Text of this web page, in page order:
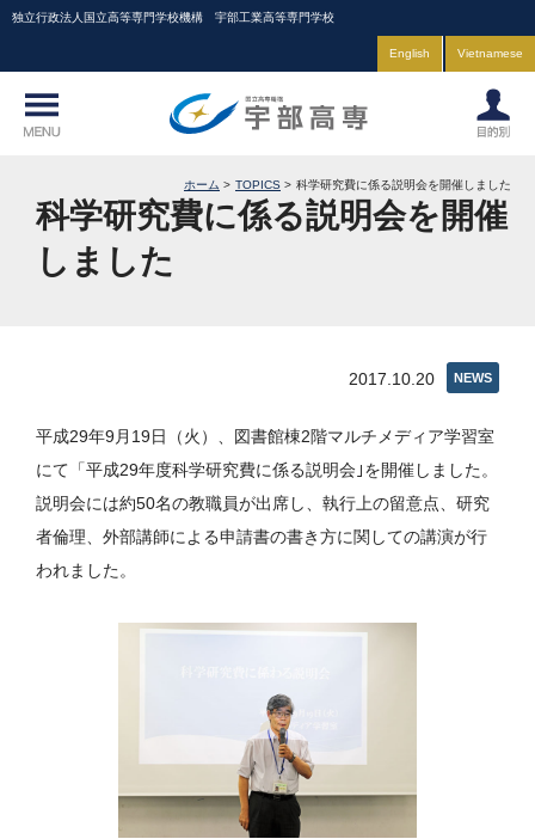
独立行政法人国立高等専門学校機構 宇部工業高等専門学校
English Vietnamese
ホーム TOPICS 科学研究費に係る説明会を開催しました
科学研究費に係る説明会を開催
しました
NEWS
2017.10.20
平成29年9月19日（火）、図書館棟2階マルチメディア学習室
にて「平成29年度科学研究費に係る説明会｣を開催しました。
説明会には約50名の教職員が出席し、執行上の留意点、研究
者倫理、外部講師による申請書の書き方に関しての講演が行
われました。